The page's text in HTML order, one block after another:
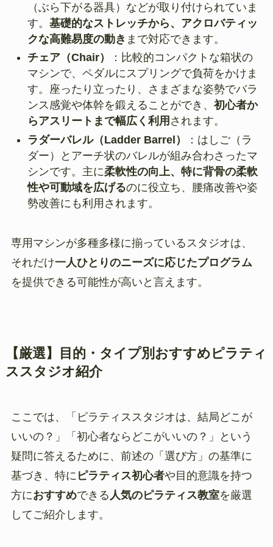
（ぶら下がる器具）などが取り付けられていま
す。 基礎的なストレッチから、アクロバティッ
クな高難易度の動き まで対応できます。
チェア（Chair）
：比較的コンパクトな箱状の
マシンで、ペダルにスプリングで負荷をかけま
す。座ったり立ったり、さまざまな姿勢でバラ
ンス感覚や体幹を鍛えることができ、 初心者か
らアスリートまで幅広く利用 されます。
ラダーバレル（Ladder Barrel）
：はしご（ラ
ダー）とアーチ状のバレルが組み合わさったマ
シンです。主に柔軟性の向上、特に背骨の柔軟
性や可動域を広げるのに役立ち、腰痛改善や姿
勢改善にも利用されます。
専用マシンが多種多様に揃っているスタジオは、
それだけ一人ひとりのニーズに応じたプログラム
を提供できる可能性が高いと言えます。
【厳選】目的・タイプ別おすすめピラティ
ススタジオ紹介
ここでは、「ピラティススタジオは、結局どこが
いいの？」「初心者ならどこがいいの？」という
疑問に答えるために、前述の「選び方」の基準に
基づき、特に ピラティス初心者や目的意識を持つ
方におすすめできる 人気のピラティス教室を厳選
してご紹介します。